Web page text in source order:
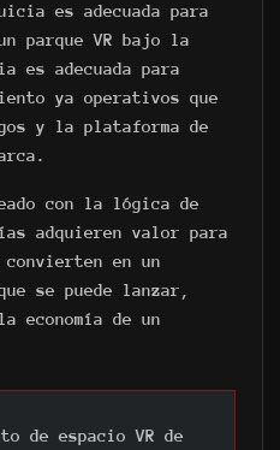
es adecuada para
parque VR bajo la
es adecuada para
ya operativos que
y la plataforma de
con la lógica de
adquieren valor para
convierten en un
se puede lanzar,
economía de un
de espacio VR de